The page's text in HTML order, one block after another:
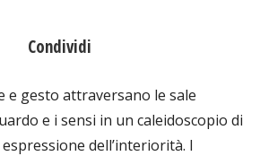
Condividi
e gesto attraversano le sale
e i sensi in un caleidoscopio di
dell’interiorità. I